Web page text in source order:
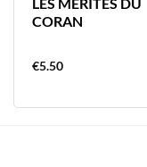
CORAN
€5.50